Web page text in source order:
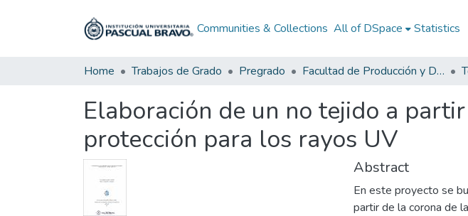
Communities & Collections All of DSpace Statistics
Home Trabajos de Grado Pregrado Facultad de Producción y Diseño
Elaboración de un no tejido a
protección para los rayos UV
Abstract
En este proyecto se
partir de la corona de